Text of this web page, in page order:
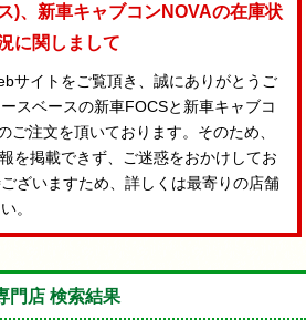
)、新車キャブコンNOVAの在庫状
に関しまして
サイトをご覧頂き、誠にありがとうご
スベースの新車FOCSと新車キャブコ
ご注文を頂いております。そのため、
を掲載できず、ご迷惑をおかけしてお
ざいますため、詳しくは最寄りの店舗
。
門店 検索結果